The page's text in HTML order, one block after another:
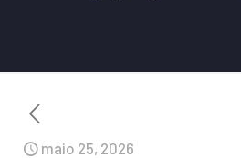
maio 25, 2026